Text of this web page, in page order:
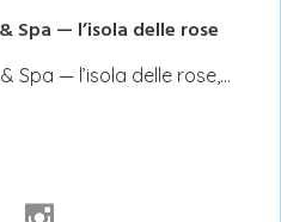
Spa — l’isola delle rose
Spa — l’isola delle rose,…